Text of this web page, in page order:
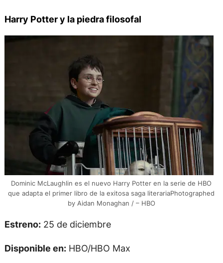
Harry Potter y la piedra filosofal
Dominic McLaughlin es el nuevo Harry Potter en la serie de HBO
que adapta el primer libro de la exitosa saga literariaPhotographed
by Aidan Monaghan / – HBO
Estreno:25 de diciembre
Disponible en:HBO/HBO Max